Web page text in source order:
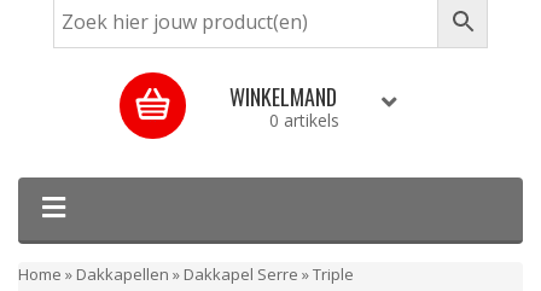
WINKELMAND
0 artikels
Home » Dakkapellen » Dakkapel Serre »Triple